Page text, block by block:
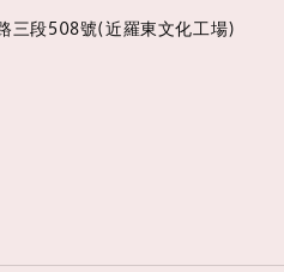
三段508號(近羅東文化工場)